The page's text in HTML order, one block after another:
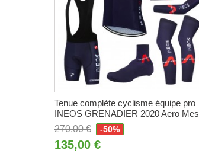
Tenue complète cyclisme équipe pro
INEOS GRENADIER 2020 Aero
270,00 €
-50%
135,00 €